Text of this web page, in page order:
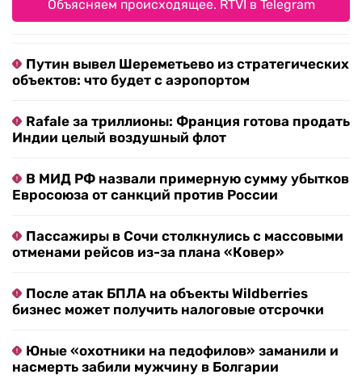
Объясняем происходящее. RTVI в Telegram
Путин вывел Шереметьево из стратегических
объектов: что будет с аэропортом
Rafale за триллионы: Франция готова продать
Индии целый воздушный флот
В МИД РФ назвали примерную сумму убытков
Евросоюза от санкций против России
Пассажиры в Сочи столкнулись с массовыми
отменами рейсов из-за плана «Ковер»
После атак БПЛА на объекты Wildberries
бизнес может получить налоговые отсрочки
Юные «охотники на педофилов» заманили и
насмерть забили мужчину в Болгарии